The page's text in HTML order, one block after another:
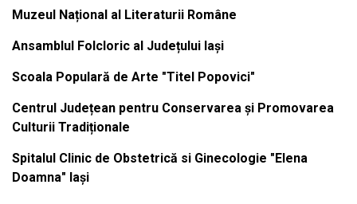
Muzeul Național al Literaturii Române
Ansamblul Folcloric al Județului Iași
Scoala Populară de Arte "Titel Popovici"
Centrul Județean pentru Conservarea și Promovarea
Culturii Tradiționale
Spitalul Clinic de Obstetrică si Ginecologie "Elena
Doamna" Iași